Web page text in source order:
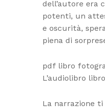
dell’autore era
potenti, un
e oscurità,
piena di
pdf libro
L’audiolibro
La narrazione